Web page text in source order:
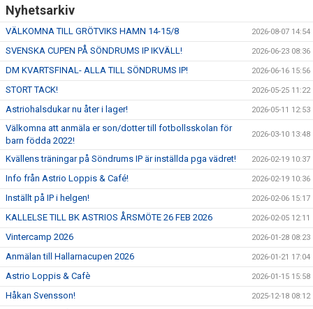
Nyhetsarkiv
VÄLKOMNA TILL GRÖTVIKS HAMN 14-15/8 2026-08-07 14:54
SVENSKA CUPEN PÅ SÖNDRUMS IP IKVÄLL! 2026-06-23 08:36
DM KVARTSFINAL- ALLA TILL SÖNDRUMS IP! 2026-06-16 15:56
STORT TACK! 2026-05-25 11:22
Astriohalsdukar nu åter i lager! 2026-05-11 12:53
Välkomna att anmäla er son/dotter till fotbollsskolan för
barn födda 2022!
2026-03-10 13:48
Kvällens träningar på Söndrums IP är inställda pga vädret! 2026-02-19 10:37
Info från Astrio Loppis & Café! 2026-02-19 10:36
Inställt på IP i helgen! 2026-02-06 15:17
KALLELSE TILL BK ASTRIOS ÅRSMÖTE 26 FEB 2026 2026-02-05 12:11
Vintercamp 2026 2026-01-28 08:23
Anmälan till Hallarnacupen 2026 2026-01-21 17:04
Astrio Loppis & Cafè 2026-01-15 15:58
Håkan Svensson! 2025-12-18 08:12